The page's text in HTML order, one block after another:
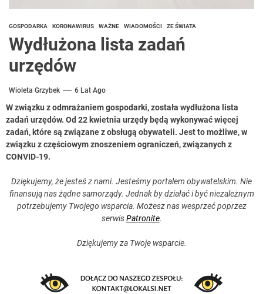
GOSPODARKA KORONAWIRUS WAŻNE WIADOMOŚCI ZE ŚWIATA
Wydłużona lista zadań
urzędów
Wioleta Grzybek 6 Lat Ago
W związku z odmrażaniem gospodarki, została wydłużona lista
zadań urzędów. Od 22 kwietnia urzędy będą wykonywać więcej
zadań, które są związane z obsługą obywateli. Jest to możliwe, w
związku z częściowym znoszeniem ograniczeń, związanych z
CONVID-19.
Dziękujemy, że jesteś z nami. Jesteśmy portalem obywatelskim. Nie
finansują nas żądne samorządy. Jednak by działać i być niezależnym
potrzebujemy Twojego wsparcia. Możesz nas wesprzeć poprzez
serwisPatronite.
Dziękujemy za Twoje wsparcie.